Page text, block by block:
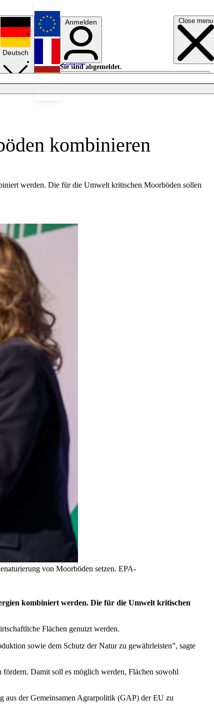
Close menu
Deutsch
English
Français
Anmelden
Sie sind abgemeldet.
Anmelden
Licht aus
kombinieren
werden. Die für die Umwelt kritischen Moorböden sollen
von Moorböden setzen. EPA-
kombiniert werden. Die für die Umwelt kritischen
Flächen genutzt werden.
sowie dem Schutz der Natur zu gewährleisten”, sagte
fördern. Damit soll es möglich werden, Flächen sowohl
aus der Gemeinsamen Agrarpolitik (GAP) der EU zu